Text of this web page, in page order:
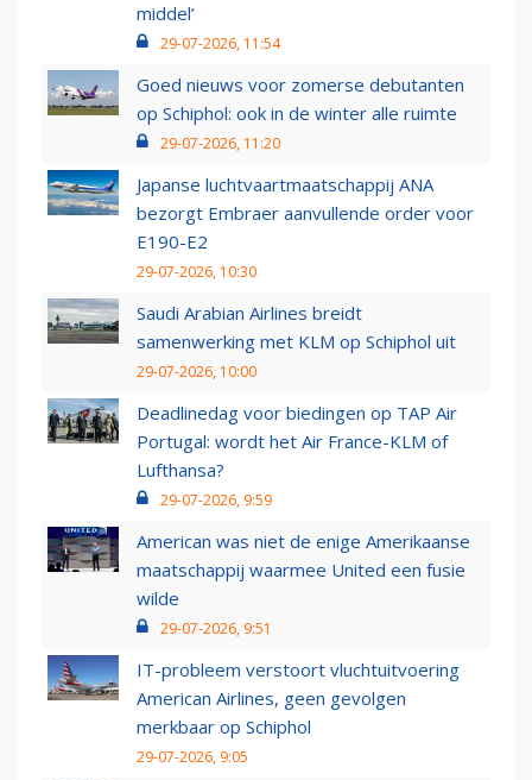
middel’
29-07-2026, 11:54
Goed nieuws voor zomerse debutanten
op Schiphol: ook in de winter alle ruimte
29-07-2026, 11:20
Japanse luchtvaartmaatschappij ANA
bezorgt Embraer aanvullende order voor
E190-E2
29-07-2026, 10:30
Saudi Arabian Airlines breidt
samenwerking met KLM op Schiphol uit
29-07-2026, 10:00
Deadlinedag voor biedingen op TAP Air
Portugal: wordt het Air France-KLM of
Lufthansa?
29-07-2026, 9:59
American was niet de enige Amerikaanse
maatschappij waarmee United een fusie
wilde
29-07-2026, 9:51
IT-probleem verstoort vluchtuitvoering
American Airlines, geen gevolgen
merkbaar op Schiphol
29-07-2026, 9:05